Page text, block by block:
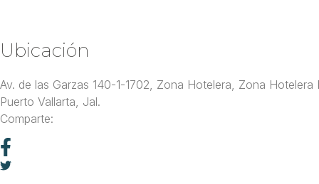
Ubicación
Av. de las Garzas 140-1-1702, Zona Hotelera, Zona
Puerto Vallarta, Jal.
Comparte: